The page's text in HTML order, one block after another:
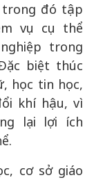
trong đó tập
vụ cụ thể
trong
biệt thúc
học tin học,
khí hậu, vì
lại lợi ích
cơ sở giáo